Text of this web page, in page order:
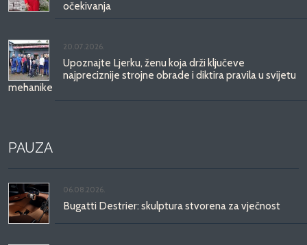
očekivanja
20.07.2026.
Upoznajte Ljerku, ženu koja drži ključeve
najpreciznije strojne obrade i diktira pravila u svijetu
mehanike
PAUZA
06.08.2026.
Bugatti Destrier: skulptura stvorena za vječnost